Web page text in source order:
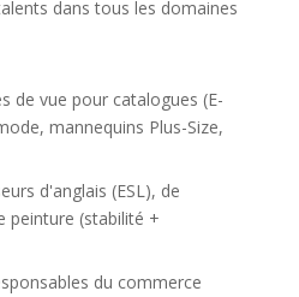
dans tous les domaines
de vue pour catalogues (E-
mannequins Plus-Size,
d'anglais (ESL), de
peinture (stabilité +
du commerce